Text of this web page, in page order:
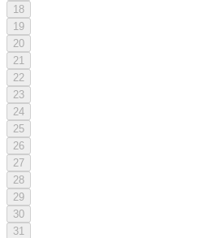
18
19
20
21
22
23
24
25
26
27
28
29
30
31